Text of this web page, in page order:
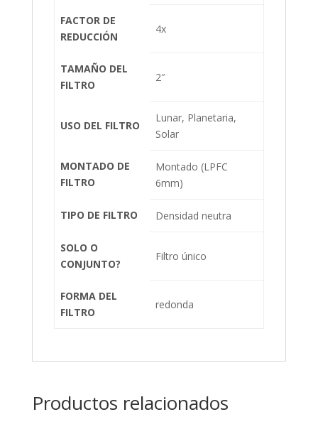
FACTOR DE
REDUCCIÓN
4x
TAMAÑO DEL
FILTRO
2″
USO DEL FILTRO
Lunar, Planetaria,
Solar
MONTADO DE
FILTRO
Montado (LPFC
6mm)
TIPO DE FILTRO Densidad neutra
SOLO O
CONJUNTO?
Filtro único
FORMA DEL
FILTRO
redonda
Productos relacionados